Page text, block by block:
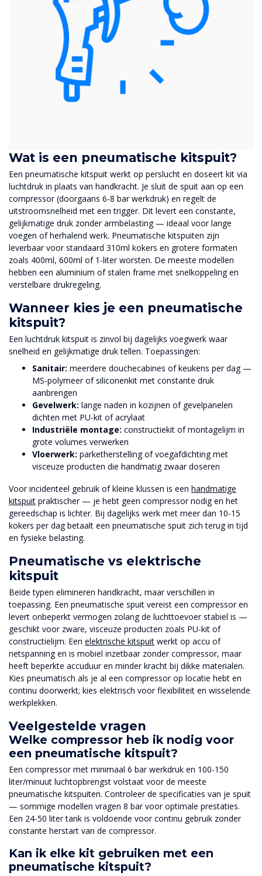
Wat is een pneumatische kitspuit?
Een pneumatische kitspuit werkt op perslucht en doseert kit via
luchtdruk in plaats van handkracht. Je sluit de spuit aan op een
compressor (doorgaans 6-8 bar werkdruk) en regelt de
uitstroomsnelheid met een trigger. Dit levert een constante,
gelijkmatige druk zonder armbelasting — ideaal voor lange
voegen of herhalend werk. Pneumatische kitspuiten zijn
leverbaar voor standaard 310ml kokers en grotere formaten
zoals 400ml, 600ml of 1-liter worsten. De meeste modellen
hebben een aluminium of stalen frame met snelkoppeling en
verstelbare drukregeling.
Wanneer kies je een pneumatische
kitspuit?
Een luchtdruk kitspuit is zinvol bij dagelijks voegwerk waar
snelheid en gelijkmatige druk tellen. Toepassingen:
Sanitair: meerdere douchecabines of keukens per dag —
MS-polymeer of siliconenkit met constante druk
aanbrengen
Gevelwerk: lange naden in kozijnen of gevelpanelen
dichten met PU-kit of acrylaat
Industriële montage: constructiekit of montagelijm in
grote volumes verwerken
Vloerwerk: parketherstelling of voegafdichting met
visceuze producten die handmatig zwaar doseren
Voor incidenteel gebruik of kleine klussen is een handmatige
kitspuit praktischer — je hebt geen compressor nodig en het
gereedschap is lichter. Bij dagelijks werk met meer dan 10-15
kokers per dag betaalt een pneumatische spuit zich terug in tijd
en fysieke belasting.
Pneumatische vs elektrische
kitspuit
Beide typen elimineren handkracht, maar verschillen in
toepassing. Een pneumatische spuit vereist een compressor en
levert onbeperkt vermogen zolang de luchttoevoer stabiel is —
geschikt voor zware, visceuze producten zoals PU-kit of
constructielijm. Een elektrische kitspuit werkt op accu of
netspanning en is mobiel inzetbaar zonder compressor, maar
heeft beperkte accuduur en minder kracht bij dikke materialen.
Kies pneumatisch als je al een compressor op locatie hebt en
continu doorwerkt; kies elektrisch voor flexibiliteit en wisselende
werkplekken.
Veelgestelde vragen
Welke compressor heb ik nodig voor
een pneumatische kitspuit?
Een compressor met minimaal 6 bar werkdruk en 100-150
liter/minuut luchtopbrengst volstaat voor de meeste
pneumatische kitspuiten. Controleer de specificaties van je spuit
— sommige modellen vragen 8 bar voor optimale prestaties.
Een 24-50 liter tank is voldoende voor continu gebruik zonder
constante herstart van de compressor.
Kan ik elke kit gebruiken met een
pneumatische kitspuit?